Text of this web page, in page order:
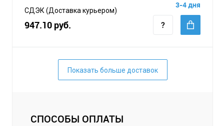
СДЭК (Доставка курьером)
947.10 руб.
3-4 дня
Показать больше доставок
СПОСОБЫ ОПЛАТЫ